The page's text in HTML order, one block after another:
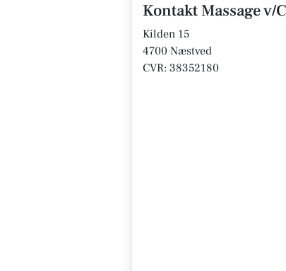
Kontakt Massage
Kilden 15
4700 Næstved
CVR: 38352180